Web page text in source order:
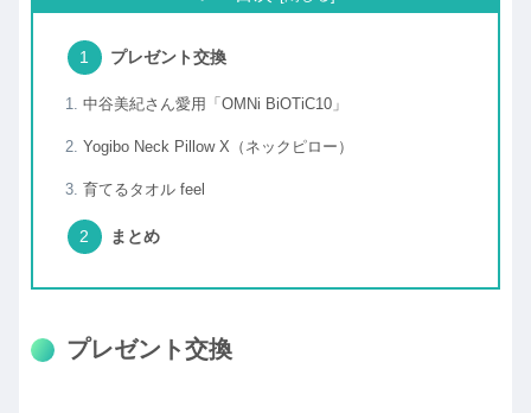
プレゼント交換
中谷美紀さん愛用「OMNi BiOTiC10」
Yogibo Neck Pillow X（ネックピロー）
育てるタオル feel
まとめ
プレゼント交換